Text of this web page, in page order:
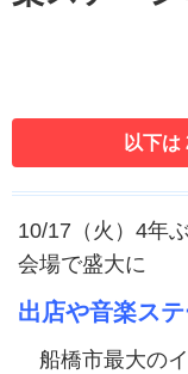
以下は
10/17（火）4年
会場で盛大に
出店や音楽ス
船橋市最大の